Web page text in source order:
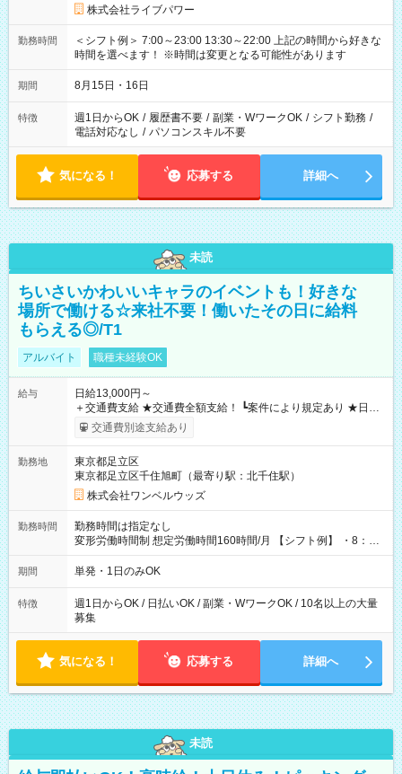
株式会社ライブパワー
勤務時間
＜シフト例＞ 7:00～23:00 13:30～22:00 上記の時間から好きな
時間を選べます！ ※時間は変更となる可能性があります
期間 8月15日・16日
特徴 週1日からOK / 履歴書不要 / 副業・WワークOK / シフト勤務 /
電話対応なし / パソコンスキル不要
気になる！ 応募する 詳細へ
未読
ちいさいかわいいキャラのイベントも！好きな
場所で働ける☆来社不要！働いたその日に給料
もらえる◎/T1
アルバイト 職種未経験OK
給与
日給13,000円～
＋交通費支給 ★交通費全額支給！ ┗案件により規定あり ★日払
いOK！（規定あり） ┗働いたその日に現金GET♪ お仕事後はコ
ンビニATMから 日払い分を引き落とせます！ 【試用期間】試
交通費別途支給あり
勤務地
東京都足立区
東京都足立区千住旭町（最寄り駅：北千住駅）
株式会社ワンベルウッズ
勤務時間
勤務時間は指定なし
変形労働時間制 想定労働時間160時間/月 【シフト例】 ・8：00
～21：00
期間 単発・1日のみOK
特徴
週1日からOK / 日払いOK / 副業・WワークOK / 10名以上の大量
募集
気になる！ 応募する 詳細へ
未読